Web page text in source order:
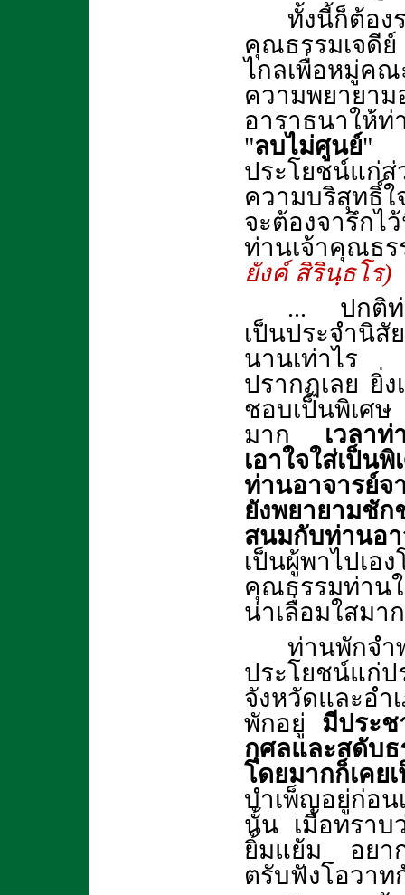
ทั้งนี้ก็ต้อง
คุณธรรมเจดี
ไกลเพื่อหมู่คณ
ความพยายาม
อาราธนาให้
"ลบไม่ศูนย์"
ประโยชน์แก่
ความบริสุทธิ์
จะต้องจารึก
ท่านเจ้าคุณธร
ยังค์ สิรินฺธโร)
... ปกติท่
เป็นประจำนิ
นานเท่าไร
ปรากฏเลย ยิ่
ชอบเป็นพิเศ
มาก เวลา
เอาใจใส่เป็
ท่านอาจารย์
ยังพยายามชั
สนมกับท่านอา
เป็นผู้พาไปเอ
คุณธรรมท่าน
น่าเลื่อมใสมา
ท่านพักจ
ประโยชน์แก่
จังหวัดและอ
พักอยู่ มีประ
กุศลและสดับ
โดยมากก็เคย
บำเพ็ญอยู่ก่อ
นั้น เมื่อทราบ
ยิ้มแย้ม อยา
ตรับฟังโอวาท